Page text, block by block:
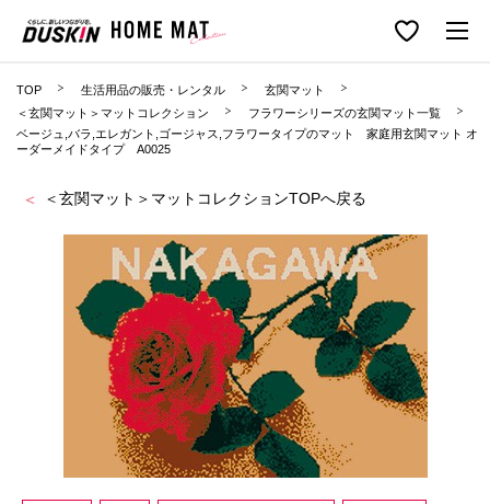
TOP 生活用品の販売・レンタル
玄関マット
＜玄関マット＞マットコレクション
フラワーシリーズの玄関マット一覧
ベージュ,バラ,エレガント,ゴージャス,フラワータイプのマット 家庭用玄関マット オ
ーダーメイドタイプ A0025
＜玄関マット＞マットコレクションTOPへ戻る